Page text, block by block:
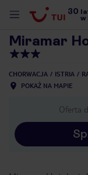
30
w
Miramar
CHORWACJA ISTRIA
POKAŻ NA MAPIE
Oferta